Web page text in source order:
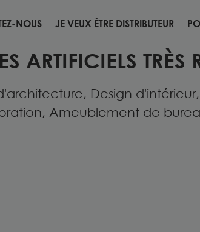
NOUS JE VEUX ÊTRE DISTRIBUTEUR
NOUS JE VEUX ÊTRE DISTRIBUTEUR
ARTIFICIELS TRÈS
Design
Ameublement de